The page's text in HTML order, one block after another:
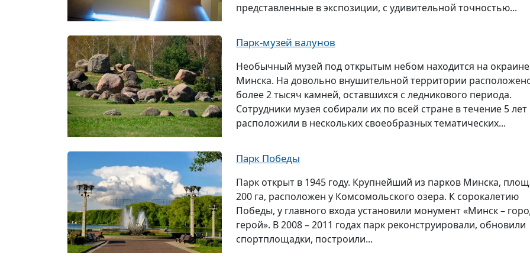
представленные в экспозиции, с удивительной точностью...
Парк-музей валунов
Необычный музей под открытым небом находится на окраине
Минска. На довольно внушительной территории
более 2 тысяч камней, оставшихся с ледникового периода.
Сотрудники музея собирали их по всей стране в течение 5 лет
расположили в нескольких своеобразных тематических...
Парк Победы
Парк открыт в 1945 году. Крупнейший из парков Минска,
200 га, расположен у Комсомольского озера. К сорокалетию
Победы, у главного входа установили монумент «Минск –
герой». В 2008 – 2011 годах парк реконструировали, обновили
спортплощадки, построили...